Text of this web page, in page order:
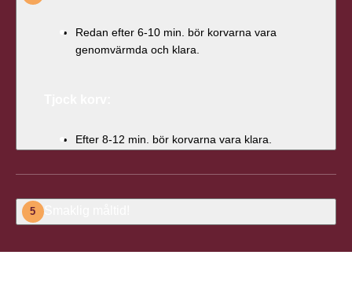
Redan efter 6-10 min. bör korvarna vara
genomvärmda och klara.
Efter 8-12 min. bör korvarna vara klara.
5 Smaklig måltid!